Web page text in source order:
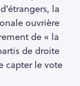
la
ouvrière
de « la
de droite
capter le vote